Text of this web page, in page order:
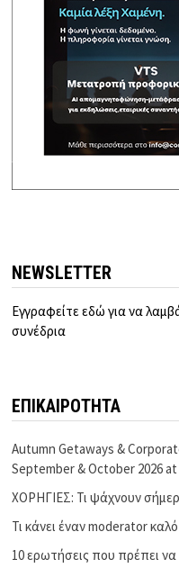
NEWSLETTER
Εγγραφείτε εδώ για να
συνέδρια
ΕΠΙΚΑΙΡΟΤΗΤΑ
Autumn Getaways &
September & October 2026
ΧΟΡΗΓΙΕΣ: Τι ψάχνουν
Τι κάνει έναν moderator
10 ερωτήσεις που πρέπει να